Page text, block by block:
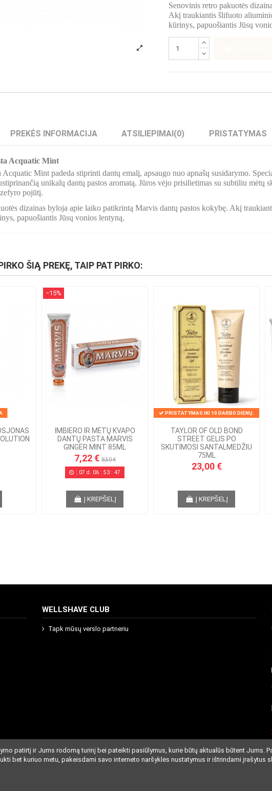
Senovinis retro pakuotės
Akį traukiantis šlifuoto
kūrinys, papuošiantis Jūsų
PREKĖS INFORMACIJA ATSILIEPIMAI (0) PRISTATYMAS
Acquatic Mint
Mint padeda stiprinti dantų emalį, apsaugo nuo apnašų susidarymo.
unikalų dantų pastos aromatą. Jūros vėjo prisilietimas su subtiliu
pojūtį.
dizainas byloja apie laiko patikrintą Marvis dantų pastos kokybę. Akį
papuošiantis Jūsų vonios lentyną.
ŠIĄ PREKĘ, TAIP PAT PIRKO:
−15%
IMBIERO IR MĖTŲ KVAPO
DANTŲ PASTA MARVIS
GINGER MINT 85ML
7,22 €8,50 €
07 d. 06 :53 :46
Į KREPŠELĮ
PRISTATYMAS IKI 10 DARBO DIENŲ.
TAYLOR OF OLD BOND
STREET GELIS PO
SKUTIMOSI SANTALMEDŽIU
75ML
23,00 €
Į KREPŠELĮ
WELLSHAVE CLUB
Tapk mūsų verslo partneriu
patirtį ir Jums rodomą turinį bei pateikti pasiūlymus, kurie būtų aktualūs būtent Jums.
bet kuriuo metu, pakeisdami savo interneto naršyklės nustatymus ir ištrindami įrašytus